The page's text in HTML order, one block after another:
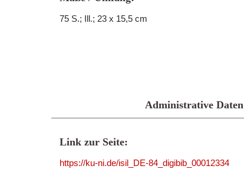
75 S.; Ill.; 23 x 15,5 cm
Administrative Daten
Link zur Seite:
https://ku-ni.de/isil_DE-84_digibib_00012334